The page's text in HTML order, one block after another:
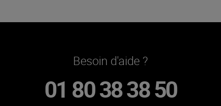
Besoin d'aide ?
01 80 38 38 50